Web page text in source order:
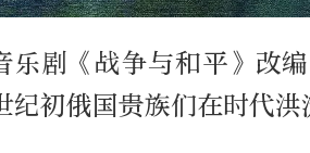
乐剧《战争与和平》改
纪初俄国贵族们在时代洪